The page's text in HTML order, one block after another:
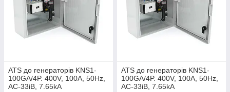
ATS до генераторів KNS1-
100GA/4P. 400V, 100A, 50Hz,
AC-33iB, 7.65kA
ATS до генераторів KNS1-
100GA/4P. 400V, 100A, 50Hz,
AC-33iB, 7.65kA